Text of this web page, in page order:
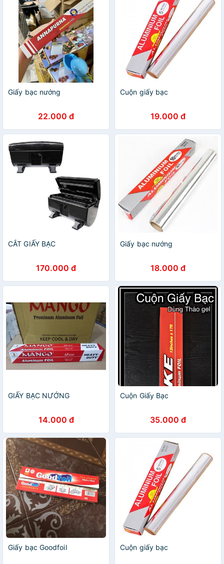
Giấy bạc nướng
22.000 đ
Cuộn giấy bạc
19.000 đ
CẮT GIẤY BẠC
170.000 đ
Giấy bạc nướng
18.000 đ
GIẤY BẠC NƯỚNG
14.000 đ
Cuộn Giấy Bạc
35.000 đ
Giấy bạc Goodfoil Cuộn giấy bạc